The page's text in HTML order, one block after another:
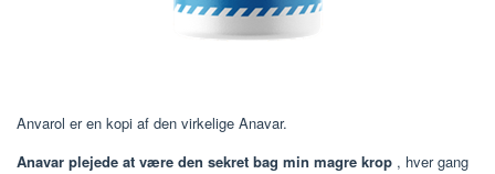
Anvarol er en kopi af den virkelige Anavar.
Anavar plejede at være den sekret bag min magre krop , hver gang